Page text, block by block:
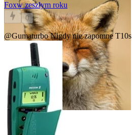
Foxw zeszłym roku
0
@GumaturboNigdy nie zapomne T10s